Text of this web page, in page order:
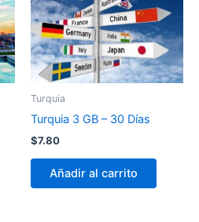
Turquia
Turquia 3 GB – 30 Días
$7.80
Añadir al carrito